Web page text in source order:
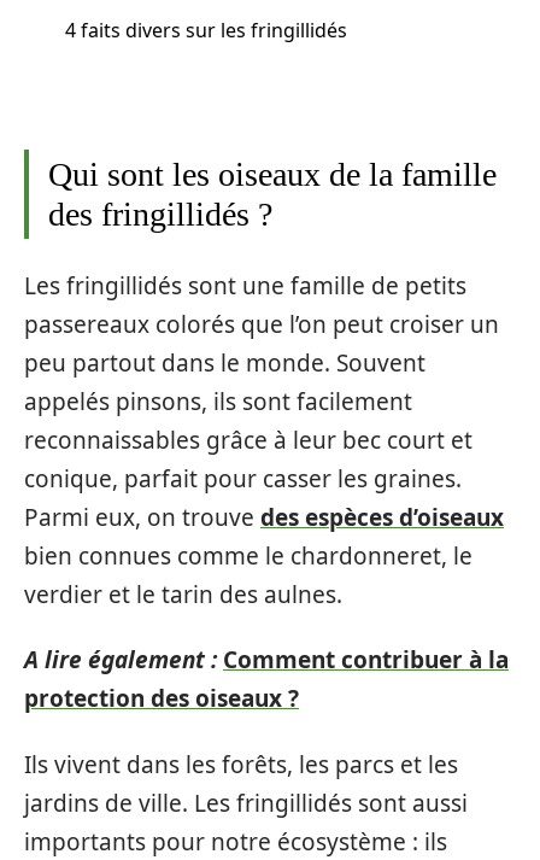
4 faits divers sur les fringillidés
Qui sont les oiseaux de la famille
des fringillidés ?
Les fringillidés sont une famille de petits
passereaux colorés que l’on peut croiser un
peu partout dans le monde. Souvent
appelés pinsons, ils sont facilement
reconnaissables grâce à leur bec court et
conique, parfait pour casser les graines.
Parmi eux, on trouve des espèces d’oiseaux
bien connues comme le chardonneret, le
verdier et le tarin des aulnes.
A lire également : Comment contribuer à la
protection des oiseaux ?
Ils vivent dans les forêts, les parcs et les
jardins de ville. Les fringillidés sont aussi
importants pour notre écosystème : ils